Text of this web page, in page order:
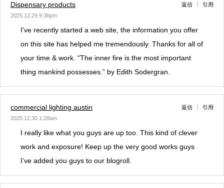
Dispensary products
2025.12.29 9:36pm
返信 引用
I’ve recently started a web site, the information you offer
on this site has helped me tremendously. Thanks for all of
your time & work. “The inner fire is the most important
thing mankind possesses.” by Edith Sodergran.
commercial lighting austin
2025.12.30 1:28am
返信 引用
I really like what you guys are up too. This kind of clever
work and exposure! Keep up the very good works guys
I’ve added you guys to our blogroll.